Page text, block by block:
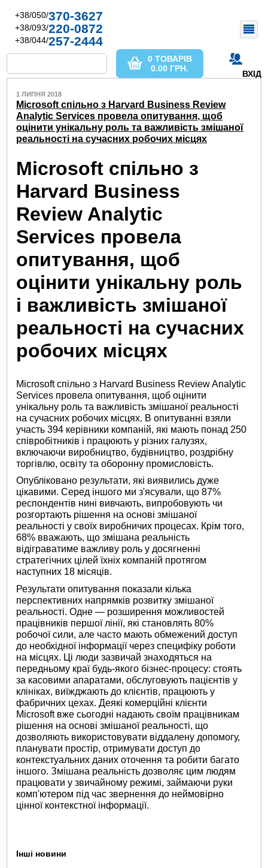
+38/050/370-3627
+38/093/220-0872
+38/044/257-2444
ВХІД
0 ТОВАРІВ
0.00 ГРН.
1 ЛИПНЯ 2018
Microsoft спільно з Harvard Business Review
Analytic Services провела опитування, щоб
оцінити унікальну роль та важливість змішаної
реальності на сучасних робочих місцях
Microsoft спільно з
Harvard Business
Review Analytic
Services провела
опитування, щоб
оцінити унікальну роль
і важливість змішаної
реальності на сучасних
робочих місцях
Microsoft спільно з Harvard Business Review Analytic
Services провела опитування, щоб оцінити
унікальну роль та важливість змішаної реальності
на сучасних робочих місцях. В опитуванні взяли
участь 394 керівники компаній, які мають понад 250
співробітників і працюють у різних галузях,
включаючи виробництво, будівництво, роздрібну
торгівлю, освіту та оборонну промисловість.
Опубліковано результати, які виявились дуже
цікавими. Серед іншого ми з'ясували, що 87%
респондентів нині вивчають, випробовують чи
розгортають рішення на основі змішаної
реальності у своїх виробничих процесах. Крім того,
68% вважають, що змішана реальність
відіграватиме важливу роль у досягненні
стратегічних цілей їхніх компаній протягом
наступних 18 місяців.
Результати опитування показали кілька
перспективних напрямків розвитку змішаної
реальності. Одне — розширення можливостей
працівників першої лінії, які становлять 80%
робочої сили, але часто мають обмежений доступ
до необхідної інформації через специфіку роботи
на місцях. Ці люди зазвичай знаходяться на
передньому краї будь-якого бізнес-процесу: стоять
за касовими апаратами, обслуговують пацієнтів у
клініках, виїжджають до клієнтів, працюють у
фабричних цехах. Деякі комерційні клієнти
Microsoft вже сьогодні надають своїм працівникам
рішення на основі змішаної реальності, що
дозволяють використовувати віддалену допомогу,
планувати простір, отримувати доступ до
контекстуальних даних оточення та робити багато
іншого. Змішана реальність дозволяє цим людям
працювати у звичайному режимі, займаючи руки
комп'ютером під час звернення до неймовірно
цінної контекстної інформації.
Інші новини